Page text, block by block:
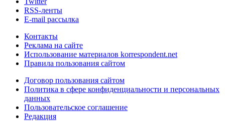
RSS-ленты
E-mail рассылка
Контакты
Реклама на сайте
Использование материалов korrespondent.net
Правила пользования сайтом
Договор пользования сайтом
Политика в сфере конфиденциальности и персональных
данных
Пользовательское соглашение
Редакция